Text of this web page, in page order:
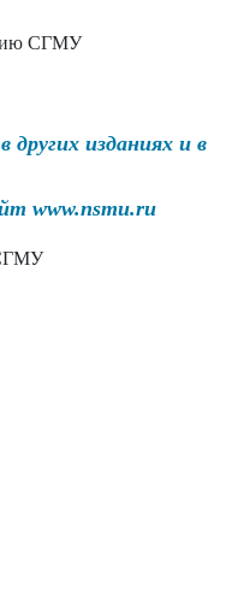
СГМУ
изданиях и в
www.nsmu.ru